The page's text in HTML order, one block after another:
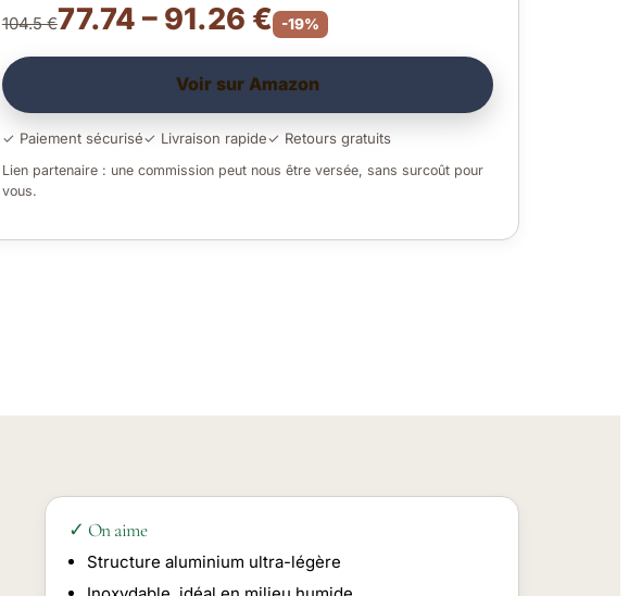
104.5 €77.74 – 91.26 € -19%
Voir sur Amazon
✓ Paiement sécurisé✓ Livraison rapide✓ Retours gratuits
Lien partenaire : une commission peut nous être versée, sans surcoût pour
vous.
✓ On aime
Structure aluminium ultra-légère